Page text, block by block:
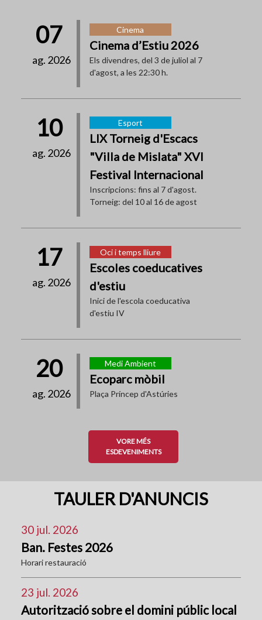
07
ag. 2026
Cinema
Cinema d’Estiu 2026
Els divendres, del 3 de juliol al 7
d'agost, a les 22:30 h.
10
ag. 2026
Esport
LIX Torneig d'Escacs
"Villa de Mislata" XVI
Festival Internacional
Inscripcions: fins al 7 d'agost.
Torneig: del 10 al 16 de agost
17
ag. 2026
Oci i temps lliure
Escoles coeducatives
d'estiu
Inici de l'escola coeducativa
d'estiu IV
20
ag. 2026
Medi Ambient
Ecoparc mòbil
Plaça Príncep d'Astúries
VORE MÉS
ESDEVENIMENTS
TAULER D'ANUNCIS
30 jul. 2026
Ban. Festes 2026
Horari restauració
23 jul. 2026
Autorització sobre el domini públic local